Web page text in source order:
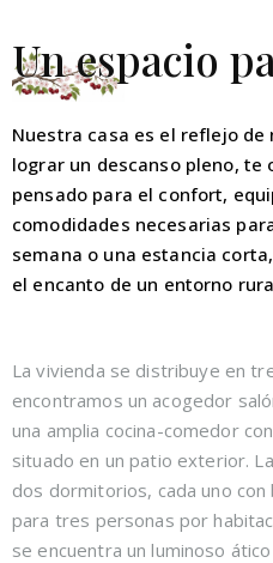
Un espacio
Nuestra casa es el reflejo
lograr un descanso pleno, te
pensado para el confort,
comodidades necesarias
semana o una estancia
el encanto de un entorno
La vivienda se distribuye en
encontramos un acogedor
una amplia cocina-comedor
situado en un patio exterior.
dos dormitorios, cada uno
para tres personas por
se encuentra un luminoso